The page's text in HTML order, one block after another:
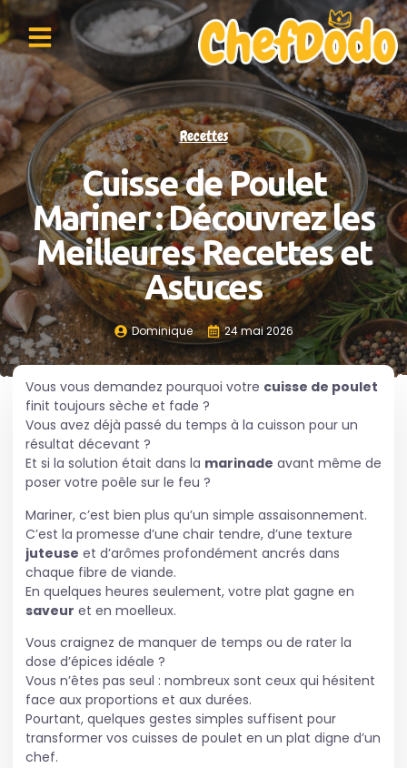
Recettes
Cuisse de Poulet
Mariner : Découvrez les
Meilleures Recettes et
Astuces
Dominique 24 mai 2026
Vous vous demandez pourquoi votre cuisse de poulet
finit toujours sèche et fade ?
Vous avez déjà passé du temps à la cuisson pour un
résultat décevant ?
Et si la solution était dans la marinade avant même de
poser votre poêle sur le feu ?
Mariner, c’est bien plus qu’un simple assaisonnement.
C’est la promesse d’une chair tendre, d’une texture
juteuse et d’arômes profondément ancrés dans
chaque fibre de viande.
En quelques heures seulement, votre plat gagne en
saveur et en moelleux.
Vous craignez de manquer de temps ou de rater la
dose d’épices idéale ?
Vous n’êtes pas seul : nombreux sont ceux qui hésitent
face aux proportions et aux durées.
Pourtant, quelques gestes simples suffisent pour
transformer vos cuisses de poulet en un plat digne d’un
chef.